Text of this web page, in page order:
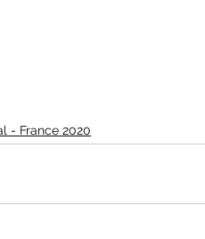
- France 2020